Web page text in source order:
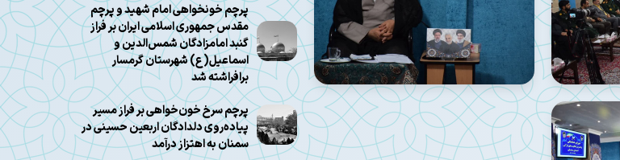
پرچم خونخواهی امام شهید و پرچم
مقدس جمهوری اسلامی ایران بر فراز
گنبد امامزادگان شمس‌الدین و
اسماعیل(ع) شهرستان گرمسار
برافراشته شد
پرچم سرخ خون‌خواهی بر فراز مسیر
پیاده‌روی دلدادگان اربعین حسینی در
سمنان به اهتزاز درآمد